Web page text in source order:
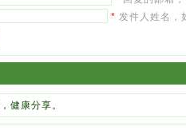
* 发件人姓名
健康分享。